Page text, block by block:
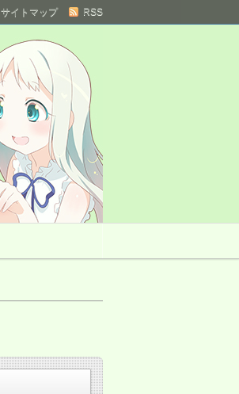
サイトマップ RSS